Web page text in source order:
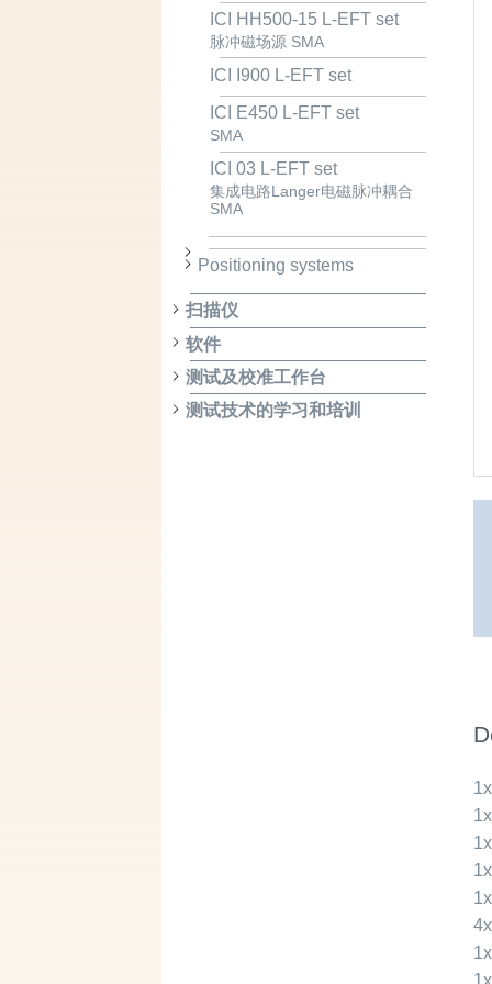
ICI HH500-15 L-EFT set
脉冲磁场源 SMA
ICI I900 L-EFT set
ICI E450 L-EFT set
SMA
ICI 03 L-EFT set
集成电路Langer电磁脉冲耦合
SMA
Positioning systems
扫描仪
软件
测试及校准工作台
测试技术的学习和培训
1x
1x
1x
1x
1x
4x
1x
1x